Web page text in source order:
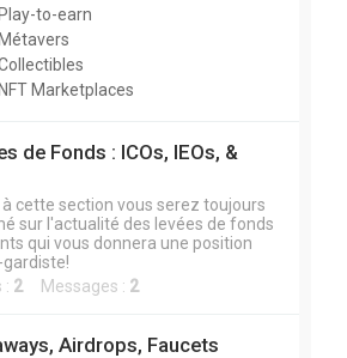
Play-to-earn
Métavers
NFT Marketplaces
de Fonds : ICOs, IEOs, &
à cette section vous serez toujours
sur l'actualité des levées de fonds
qui vous donnera une position
: 2Messages : 2
Airdrops, Faucets